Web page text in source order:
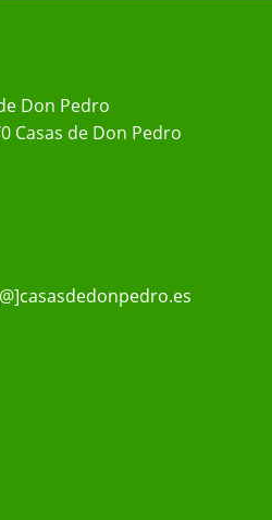
Don Pedro
Casas de Don Pedro